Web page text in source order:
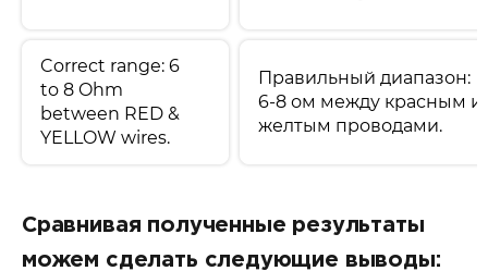
Correct range: 6
to 8 Ohm
between RED &
YELLOW wires.
Правильный диапазон:
6-8 ом между красным и
желтым проводами.
Сравнивая полученные результаты
можем сделать следующие выводы: